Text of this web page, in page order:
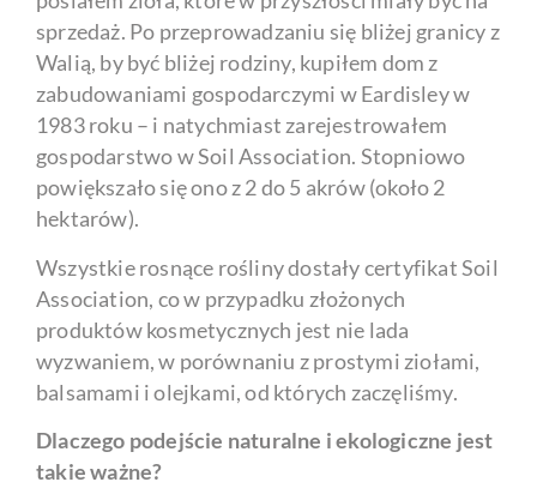
sprzedaż. Po przeprowadzaniu się bliżej granicy z
Walią, by być bliżej rodziny, kupiłem dom z
zabudowaniami gospodarczymi w Eardisley w
1983 roku – i natychmiast zarejestrowałem
gospodarstwo w Soil Association. Stopniowo
powiększało się ono z 2 do 5 akrów (około 2
hektarów).
Wszystkie rosnące rośliny dostały certyfikat Soil
Association, co w przypadku złożonych
produktów kosmetycznych jest nie lada
wyzwaniem, w porównaniu z prostymi ziołami,
balsamami i olejkami, od których zaczęliśmy.
Dlaczego podejście naturalne i ekologiczne jest
takie ważne?